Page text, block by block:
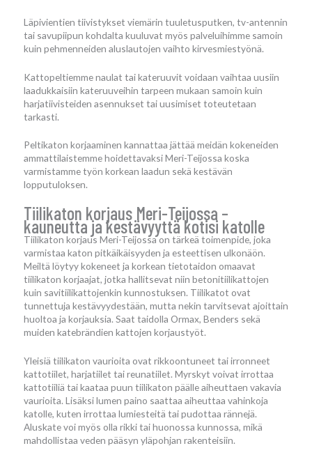
Läpivientien tiivistykset viemärin tuuletusputken, tv-antennin
tai savupiipun kohdalta kuuluvat myös palveluihimme samoin
kuin pehmenneiden aluslautojen vaihto kirvesmiestyönä.
Kattopeltiemme naulat tai kateruuvit voidaan vaihtaa uusiin
laadukkaisiin kateruuveihin tarpeen mukaan samoin kuin
harjatiivisteiden asennukset tai uusimiset toteutetaan
tarkasti.
Peltikaton korjaaminen kannattaa jättää meidän kokeneiden
ammattilaistemme hoidettavaksi Meri-Teijossa koska
varmistamme työn korkean laadun sekä kestävän
lopputuloksen.
Tiilikaton korjaus Meri-Teijossa –
kauneutta ja kestävyyttä kotisi katolle
Tiilikaton korjaus Meri-Teijossa on tärkeä toimenpide, joka
varmistaa katon pitkäikäisyyden ja esteettisen ulkonäön.
Meiltä löytyy kokeneet ja korkean tietotaidon omaavat
tiilikaton korjaajat, jotka hallitsevat niin betonitiilikattojen
kuin savitiilikattojenkin kunnostuksen. Tiilikatot ovat
tunnettuja kestävyydestään, mutta nekin tarvitsevat ajoittain
huoltoa ja korjauksia. Saat taidolla Ormax, Benders sekä
muiden katebrändien kattojen korjaustyöt.
Yleisiä tiilikaton vaurioita ovat rikkoontuneet tai irronneet
kattotiilet, harjatiilet tai reunatiilet. Myrskyt voivat irrottaa
kattotiiliä tai kaataa puun tiilikaton päälle aiheuttaen vakavia
vaurioita. Lisäksi lumen paino saattaa aiheuttaa vahinkoja
katolle, kuten irrottaa lumiesteitä tai pudottaa rännejä.
Aluskate voi myös olla rikki tai huonossa kunnossa, mikä
mahdollistaa veden pääsyn yläpohjan rakenteisiin.